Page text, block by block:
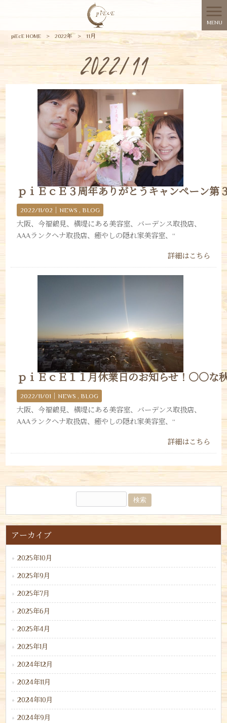
MENU
piEcE HOME > 2022年 > 11月
2022/11
ｐｉＥｃＥ３周年ありがとうキャンペーン第
2022/11/02｜ NEWS BLOG
大阪、今福鶴見、横堤にある美容室、バーデンス取扱店、
AAAランクヘナ取扱店、癒やしの隠れ家美容室、“
詳細はこちら
ｐｉＥｃＥ１１月休業日のお知らせ！〇〇な
2022/11/01｜ NEWS BLOG
大阪、今福鶴見、横堤にある美容室、バーデンス取扱店、
AAAランクヘナ取扱店、癒やしの隠れ家美容室、“
詳細はこちら
アーカイブ
2025年10月
2025年9月
2025年7月
2025年6月
2025年4月
2025年1月
2024年12月
2024年11月
2024年10月
2024年9月